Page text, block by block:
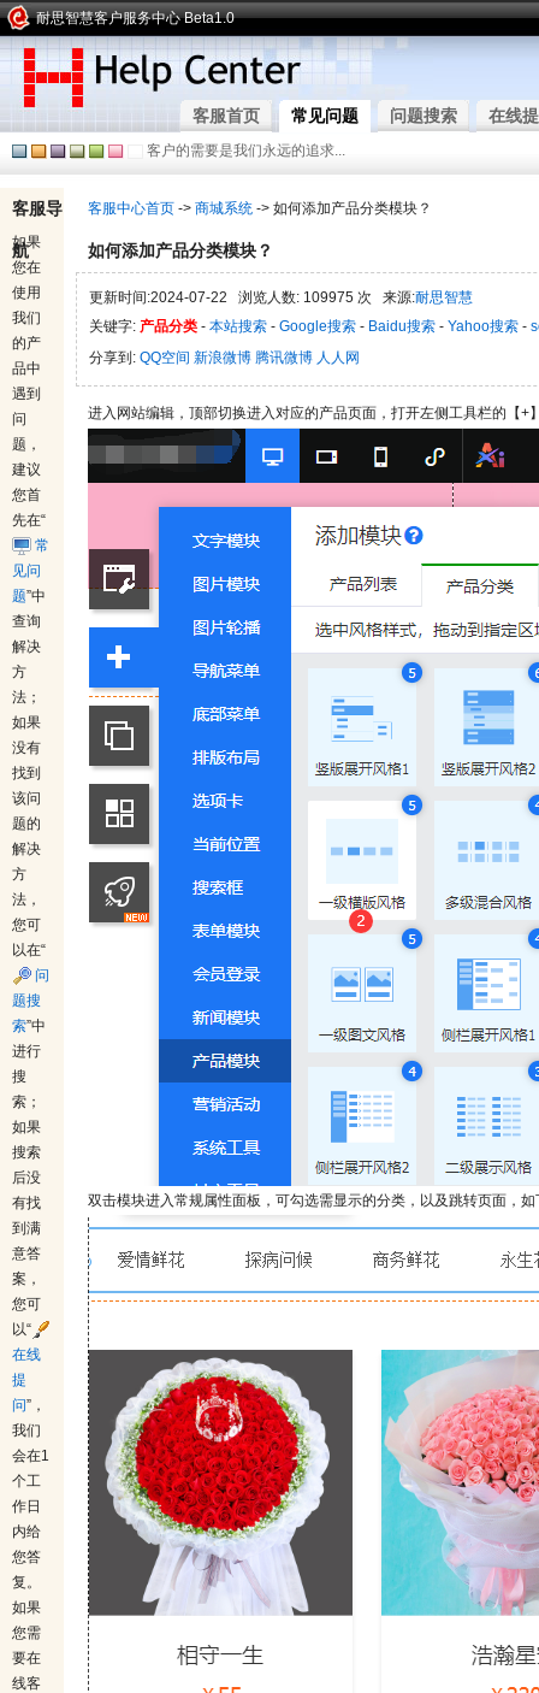
耐思智慧客户服务中心 Beta1.0
客服首页 常见问题 问题搜索 在线
客户的需要是我们永远的追求...
客服导
航
如果
您在
使用
我们
的产
品中
遇到
问
题，
建议
您首
先在“
常
见问
题”中
查询
解决
方
法；
如果
没有
找到
该问
题的
解决
方
法，
您可
以在“
问
题搜
索”中
进行
搜
索；
如果
搜索
后没
有找
到满
意答
案，
您可
以“
在线
提
问”，
我们
会在1
个工
作日
内给
您答
复。
如果
您需
要在
线客
客服中心首页 -> 商城系统 -> 如何添加产品分类模块？
如何添加产品分类模块？
更新时间:2024-07-22 浏览人数: 109975 次 来源:耐思智慧
关键字: 产品分类 - 本站搜索 - Google搜索 - Baidu搜索 - Yahoo搜索 -
分享到: QQ空间 新浪微博 腾讯微博 人人网
进入网站编辑，顶部切换进入对应的产品页面，打开左侧工具栏的【+
双击模块进入常规属性面板，可勾选需显示的分类，以及跳转页面，如